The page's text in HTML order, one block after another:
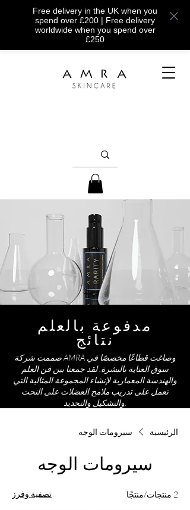
Free delivery in the UK when you
spend over £200 | Free delivery
worldwide when you spend over
£250
نتائج
مدفوعة بالعلم
صممت شركة AMRA وصاغت قطاعًا مخصصًا في
سوق العناية بالبشرة. لقد جمعنا بين فن العلم
والهندسة المعمارية لإنشاء المجموعة المثالية التي
تعمل على تدريب ملامح العضلات على النحت
الرئيسية سيرومات الوجه
سيرومات الوجه
2 منتجات/منتجًا تصفية وفرز